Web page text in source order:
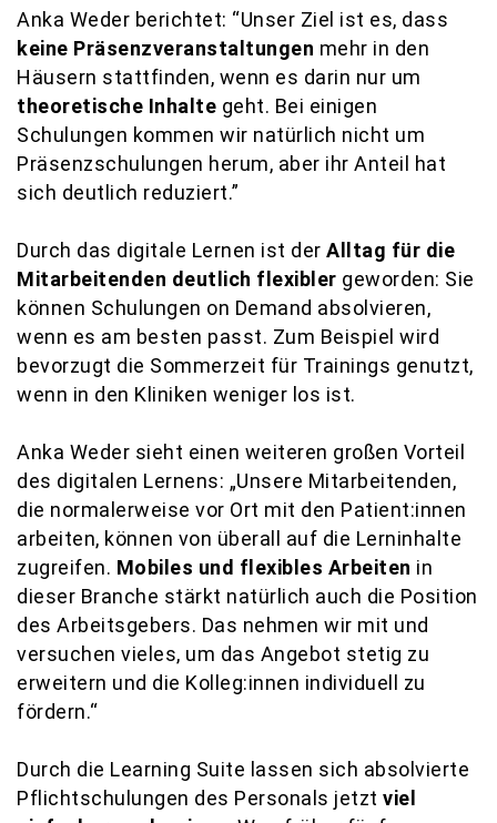
Anka Weder berichtet: “Unser Ziel ist es, dass
keine Präsenzveranstaltungen mehr in den
Häusern stattfinden, wenn es darin nur um
theoretische Inhalte geht. Bei einigen
Schulungen kommen wir natürlich nicht um
Präsenzschulungen herum, aber ihr Anteil hat
sich deutlich reduziert.”
Durch das digitale Lernen ist der Alltag für die
Mitarbeitenden deutlich flexibler geworden: Sie
können Schulungen on Demand absolvieren,
wenn es am besten passt. Zum Beispiel wird
bevorzugt die Sommerzeit für Trainings genutzt,
wenn in den Kliniken weniger los ist.
Anka Weder sieht einen weiteren großen Vorteil
des digitalen Lernens: „Unsere Mitarbeitenden,
die normalerweise vor Ort mit den Patient:innen
arbeiten, können von überall auf die Lerninhalte
zugreifen. Mobiles und flexibles Arbeiten in
dieser Branche stärkt natürlich auch die Position
des Arbeitsgebers. Das nehmen wir mit und
versuchen vieles, um das Angebot stetig zu
erweitern und die Kolleg:innen individuell zu
fördern.“
Durch die Learning Suite lassen sich absolvierte
Pflichtschulungen des Personals jetzt viel